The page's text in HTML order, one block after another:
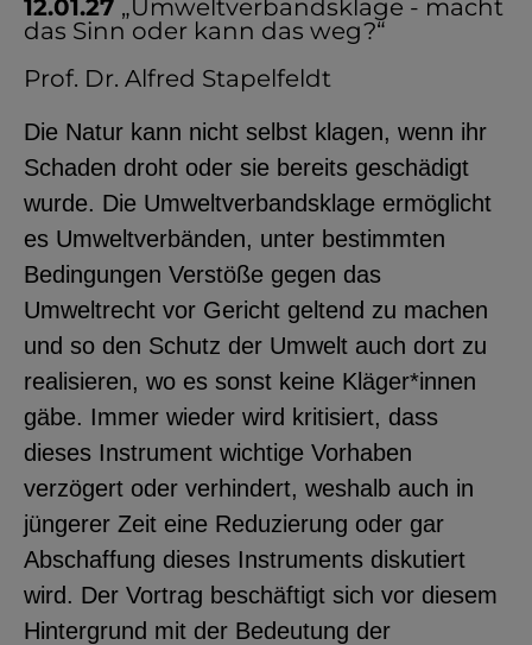
12.01.27 „Umweltverbandsklage - macht
das Sinn oder kann das weg?“
Prof. Dr. Alfred Stapelfeldt
Die Natur kann nicht selbst klagen, wenn ihr
Schaden droht oder sie bereits geschädigt
wurde. Die Umweltverbandsklage ermöglicht
es Umweltverbänden, unter bestimmten
Bedingungen Verstöße gegen das
Umweltrecht vor Gericht geltend zu machen
und so den Schutz der Umwelt auch dort zu
realisieren, wo es sonst keine Kläger*innen
gäbe. Immer wieder wird kritisiert, dass
dieses Instrument wichtige Vorhaben
verzögert oder verhindert, weshalb auch in
jüngerer Zeit eine Reduzierung oder gar
Abschaffung dieses Instruments diskutiert
wird. Der Vortrag beschäftigt sich vor diesem
Hintergrund mit der Bedeutung der